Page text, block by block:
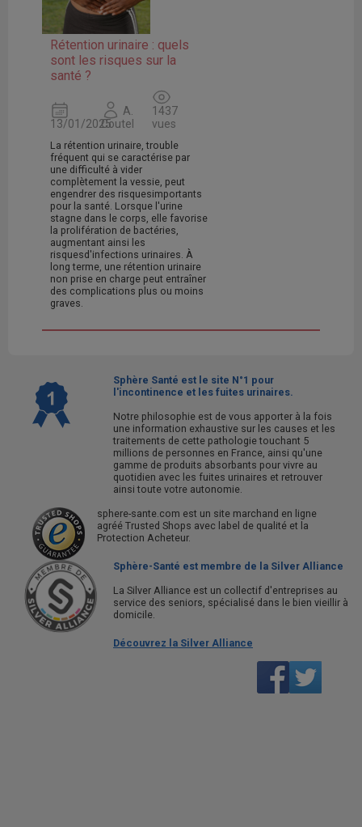
Rétention urinaire : quels
sont les risques sur la
santé ?
13/01/2025
A.
Coutel
1437
vues
La rétention urinaire, trouble
fréquent qui se caractérise par
une difficulté à vider
complètement la vessie, peut
engendrer des risquesimportants
pour la santé. Lorsque l'urine
stagne dans le corps, elle favorise
la prolifération de bactéries,
augmentant ainsi les
risquesd'infections urinaires. À
long terme, une rétention urinaire
non prise en charge peut entraîner
des complications plus ou moins
graves.
Sphère Santé est le site N°1 pour
l'incontinence et les fuites urinaires.
Notre philosophie est de vous apporter à la fois
une information exhaustive sur les causes et les
traitements de cette pathologie touchant 5
millions de personnes en France, ainsi qu'une
gamme de produits absorbants pour vivre au
quotidien avec les fuites urinaires et retrouver
ainsi toute votre autonomie.
sphere-sante.com est un site marchand en ligne
agréé Trusted Shops avec label de qualité et la
Protection Acheteur.
Sphère-Santé est membre de la Silver Alliance
La Silver Alliance est un collectif d'entreprises au
service des seniors, spécialisé dans le bien vieillir à
domicile.
Découvrez la Silver Alliance